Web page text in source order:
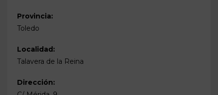
Provincia:
Toledo
Localidad:
Talavera de la Reina
Dirección: